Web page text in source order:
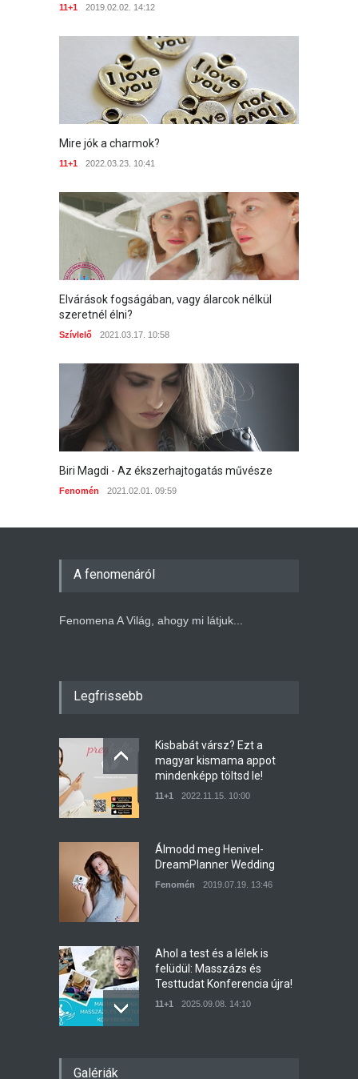
11+1 2019.02.02. 14:12
Mire jók a charmok?
11+1 2022.03.23. 10:41
Elvárások fogságában, vagy álarcok nélkül
szeretnél élni?
Szívlelő 2021.03.17. 10:58
Biri Magdi - Az ékszerhajtogatás művésze
Fenomén 2021.02.01. 09:59
A fenomenáról
Fenomena A Világ, ahogy mi látjuk...
Legfrissebb
Kisbabát vársz? Ezt a
magyar kismama appot
mindenképp töltsd le!
11+1 2022.11.15. 10:00
Álmodd meg Henivel-
DreamPlanner Wedding
Fenomén 2019.07.19. 13:46
Ahol a test és a lélek is
felüdül: Masszázs és
Testtudat Konferencia újra!
11+1 2025.09.08. 14:10
Galériák